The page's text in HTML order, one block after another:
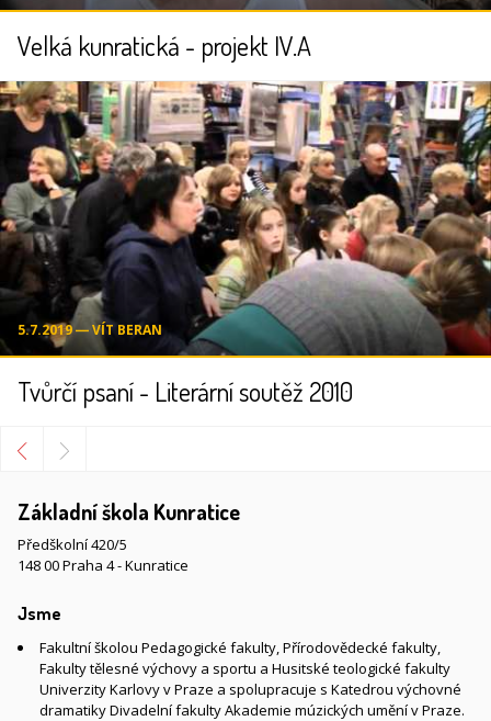
Velká kunratická - projekt IV.A
5.7.2019 ― VÍT BERAN
Tvůrčí psaní - Literární soutěž 2010
Základní škola Kunratice
Předškolní 420/5
148 00 Praha 4 - Kunratice
Jsme
Fakultní školou Pedagogické fakulty, Přírodovědecké fakulty,
Fakulty tělesné výchovy a sportu a Husitské teologické fakulty
Univerzity Karlovy v Praze a spolupracuje s Katedrou výchovné
dramatiky Divadelní fakulty Akademie múzických umění v Praze.